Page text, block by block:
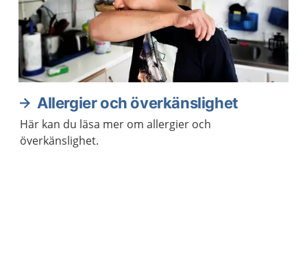
Allergier och överkänslighet
Här kan du läsa mer om allergier och
överkänslighet.